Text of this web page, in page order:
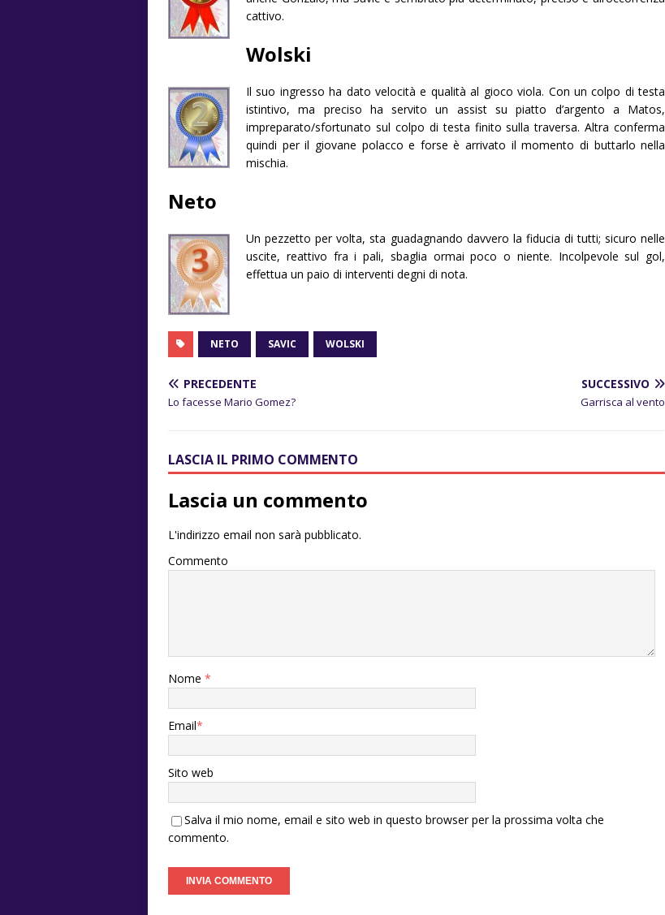
cattivo.
Wolski
Il suo ingresso ha dato velocità e qualità al gioco viola. Con un colpo di testa
istintivo, ma preciso ha servito un assist su piatto d’argento a Matos,
impreparato/sfortunato sul colpo di testa finito sulla traversa. Altra conferma
quindi per il giovane polacco e forse è arrivato il momento di buttarlo nella
mischia.
Neto
Un pezzetto per volta, sta guadagnando davvero la fiducia di tutti; sicuro nelle
uscite, reattivo fra i pali, sbaglia ormai poco o niente. Incolpevole sul gol,
effettua un paio di interventi degni di nota.
NETO SAVIC WOLSKI
PRECEDENTE
Lo facesse Mario Gomez?
SUCCESSIVO
Garrisca al vento
LASCIA IL PRIMO COMMENTO
Lascia un commento
L'indirizzo email non sarà pubblicato.
Commento
Nome *
Email*
Sito web
Salva il mio nome, email e sito web in questo browser per la prossima volta che
commento.